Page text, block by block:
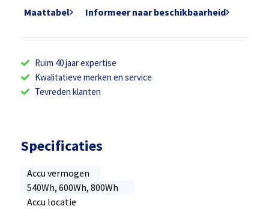
Maattabel Informeer naar beschikbaarheid
Ruim 40 jaar expertise
Kwalitatieve merken en service
Tevreden klanten
Specificaties
Accu vermogen
540Wh, 600Wh, 800Wh
Accu locatie